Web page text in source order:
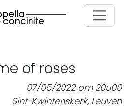
of roses
07/05/2022 om 20u00
Sint-Kwintenskerk, Leuven